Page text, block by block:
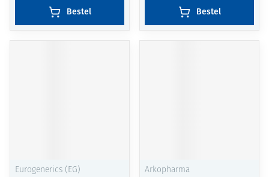
Bestel Bestel
Eurogenerics (EG) Arkopharma